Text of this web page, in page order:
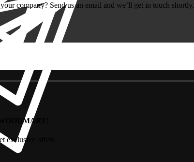
company? Send us an email and we’ll get in touch shortly.
exclusive offers